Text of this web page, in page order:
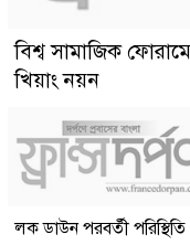
বিশ্ব সামাজিক
খিয়াং নয়ন
লক ডাউন পরবর্তী পরিস্থিতি